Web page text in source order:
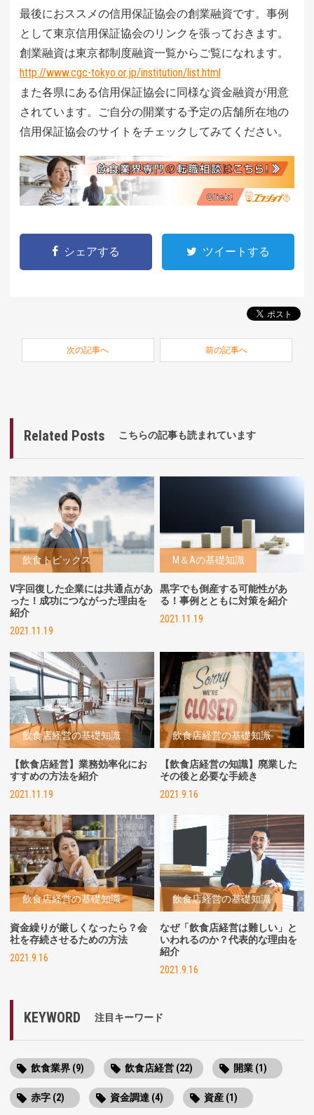
最後におススメの信用保証協会の創業融資です。事例
として東京信用保証協会のリンクを張っておきます。
創業融資は東京都制度融資一覧からご覧になれます。
http://www.cgc-tokyo.or.jp/institution/list.html
また各県にある信用保証協会に同様な資金融資が用意
されています。ご自分の開業する予定の店舗所在地の
信用保証協会のサイトをチェックしてみてください。
シェアする ツイートする
次の記事へ 前の記事へ
Related Posts こちらの記事も読まれています
飲食トピックス
V字回復した企業には共通点があ
った！成功につながった理由を
紹介
2021.11.19
M＆Aの基礎知識
黒字でも倒産する可能性があ
る！事例とともに対策を紹介
2021.11.19
飲食店経営の基礎知識
【飲食店経営】業務効率化にお
すすめの方法を紹介
2021.11.19
飲食店経営の基礎知識
【飲食店経営の知識】廃業した
その後と必要な手続き
2021.9.16
飲食店経営の基礎知識
資金繰りが厳しくなったら？会
社を存続させるための方法
2021.9.16
飲食店経営の基礎知識
なぜ「飲食店経営は難しい」と
いわれるのか？代表的な理由を
紹介
2021.9.16
KEYWORD 注目キーワード
飲食業界 (9) 飲食店経営 (22) 開業 (1)
赤字 (2) 資金調達 (4) 資産 (1)